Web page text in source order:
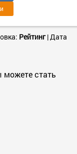
Рейтинг|Дата
можете стать